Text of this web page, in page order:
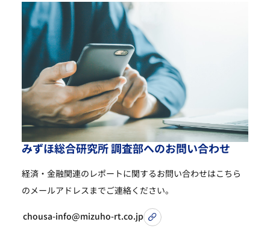
みずほ総合研究所調査部へのお問い合わせ
経済・金融関連のレポートに関するお問い合わせはこちら
のメールアドレスまでご連絡ください。
chousa-info@mizuho-rt.co.jp